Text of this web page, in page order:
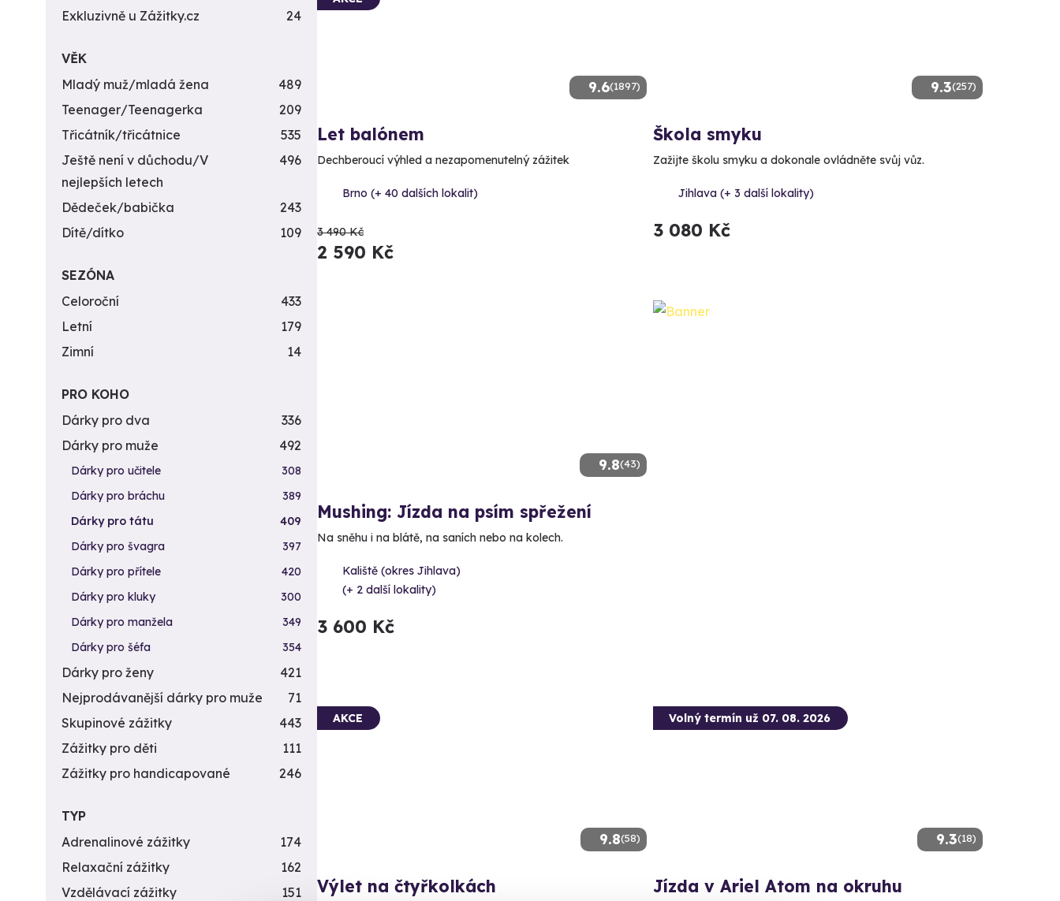
9.6(1897)
Let balónem
Dechberoucí výhled a nezapomenutelný zážitek
Brno (+ 40 dalších lokalit)
3 490 Kč
2 590 Kč
9.3(257)
Škola smyku
Zažijte školu smyku a dokonale ovládněte svůj vůz.
Jihlava (+ 3 další lokality)
3 080 Kč
9.8(43)
Mushing: Jízda na psím spřežení
Na sněhu i na blátě, na saních nebo na kolech.
Kaliště (okres Jihlava)
(+ 2 další lokality)
3 600 Kč
9.8(58)
AKCE
Výlet na čtyřkolkách
9.3(18)
Volný termín už 07. 08. 2026
Jízda v Ariel Atom na okruhu
Exkluzivně u Zážitky.cz
24
VĚK
Mladý muž/mladá žena
489
Teenager/Teenagerka
209
Třicátník/třicátnice
535
Ještě není v důchodu/V
nejlepších letech
496
Dědeček/babička
243
Dítě/dítko
109
SEZÓNA
Celoroční
433
Letní
179
Zimní
14
PRO KOHO
Dárky pro dva
336
Dárky pro muže
492
Dárky pro učitele
308
Dárky pro bráchu
389
Dárky pro tátu
409
Dárky pro švagra
397
Dárky pro přítele
420
Dárky pro kluky
300
Dárky pro manžela
349
Dárky pro šéfa
354
Dárky pro ženy
421
Nejprodávanější dárky pro muže
71
Skupinové zážitky
443
Zážitky pro děti
111
Zážitky pro handicapované
246
TYP
Adrenalinové zážitky
174
Relaxační zážitky
162
Vzdělávací zážitky
151